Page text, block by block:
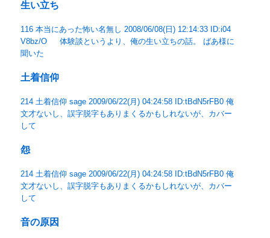
生い立ち
116 本当にあった怖い名無し 2008/06/08(日) 12:14:33 ID:i04
V8bz/O 体験談というより、俺の生い立ちの話。 ばあ様に
聞いた
土着信仰
214 土着信仰 sage 2009/06/22(月) 04:24:58 ID:tBdN5rFB0 俺
文才ないし、誤字脱字もありまくるかもしれないが、カバー
して
怨
214 土着信仰 sage 2009/06/22(月) 04:24:58 ID:tBdN5rFB0 俺
文才ないし、誤字脱字もありまくるかもしれないが、カバー
して
音の原因